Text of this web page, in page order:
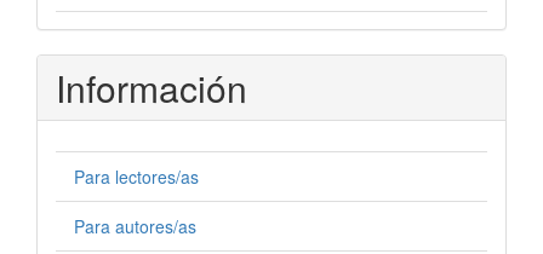
Información
Para lectores/as
Para autores/as